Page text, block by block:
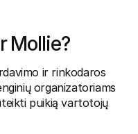
Mollie?
ir rinkodaros
organizatoriams
puikią vartotojų